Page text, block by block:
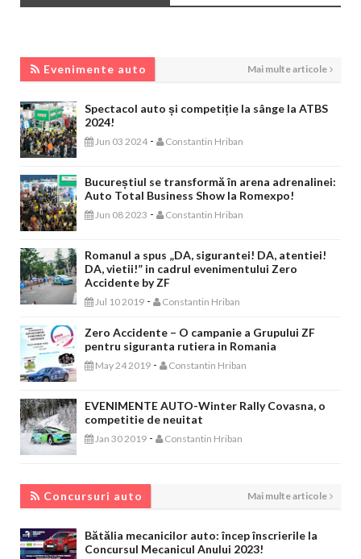
Evenimente auto Mai multe articole
Spectacol auto și competiție la sânge la ATBS
2024!
Jun 03 2024 - Constantin Hriban
Bucureștiul se transformă în arena adrenalinei:
Auto Total Business Show la Romexpo!
Jun 08 2023 - Constantin Hriban
Romanul a spus „DA, sigurantei! DA, atentiei!
DA, vietii!” in cadrul evenimentului Zero
Accidente by ZF
Jul 10 2019 - Constantin Hriban
Zero Accidente – O campanie a Grupului ZF
pentru siguranta rutiera in Romania
May 24 2019 - Constantin Hriban
EVENIMENTE AUTO-Winter Rally Covasna, o
competitie de neuitat
Jan 30 2019 - Constantin Hriban
Concursuri auto Mai multe articole
Bătălia mecanicilor auto: încep înscrierile la
Concursul Mecanicul Anului 2023!